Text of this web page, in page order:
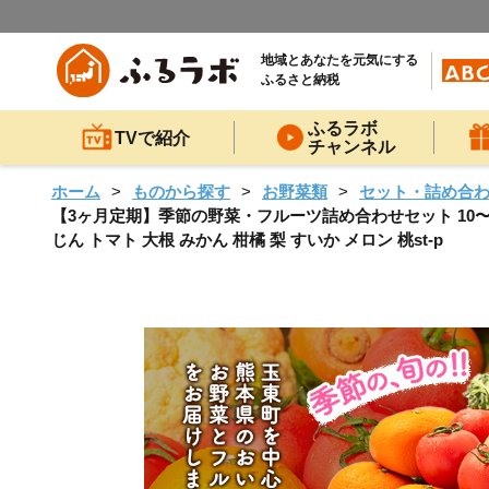
地域とあなたを元気にする
ふるさと納税
TVで紹介
ふるラボ
チャンネル
ホーム ものから探す お野菜類
セット・詰め合
【3ヶ月定期】季節の野菜・フルーツ詰め合わせセット
じん トマト 大根 みかん 柑橘 梨 すいか メロン 桃st-p